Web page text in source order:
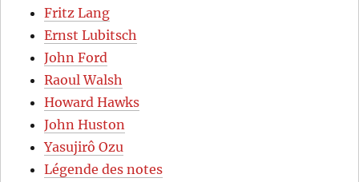
Fritz Lang
Ernst Lubitsch
John Ford
Raoul Walsh
Howard Hawks
John Huston
Yasujirô Ozu
Légende des notes